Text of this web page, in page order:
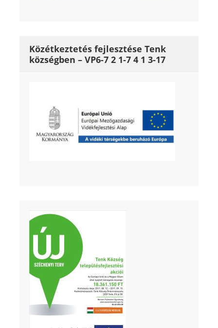
Közétkeztetés fejlesztése Tenk
községben – VP6-7 2 1-7 4 1 3-17